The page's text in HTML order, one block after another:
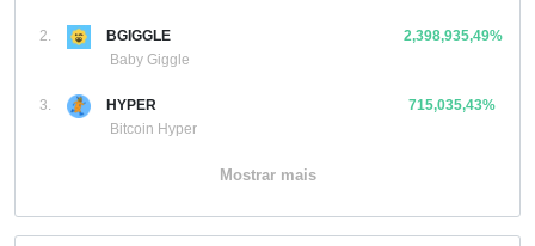
2.
BGIGGLE
Baby Giggle
2,398,935,49%
3.
HYPER
Bitcoin Hyper
715,035,43%
Mostrar mais